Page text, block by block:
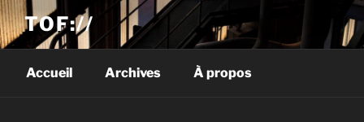
TOF://
Accueil Archives À propos